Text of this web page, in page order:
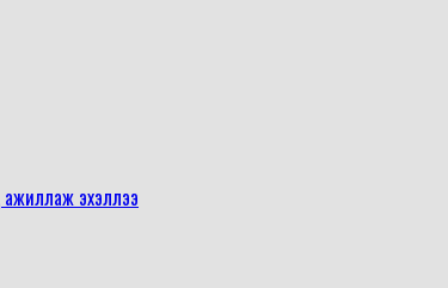
ажиллаж эхэллээ